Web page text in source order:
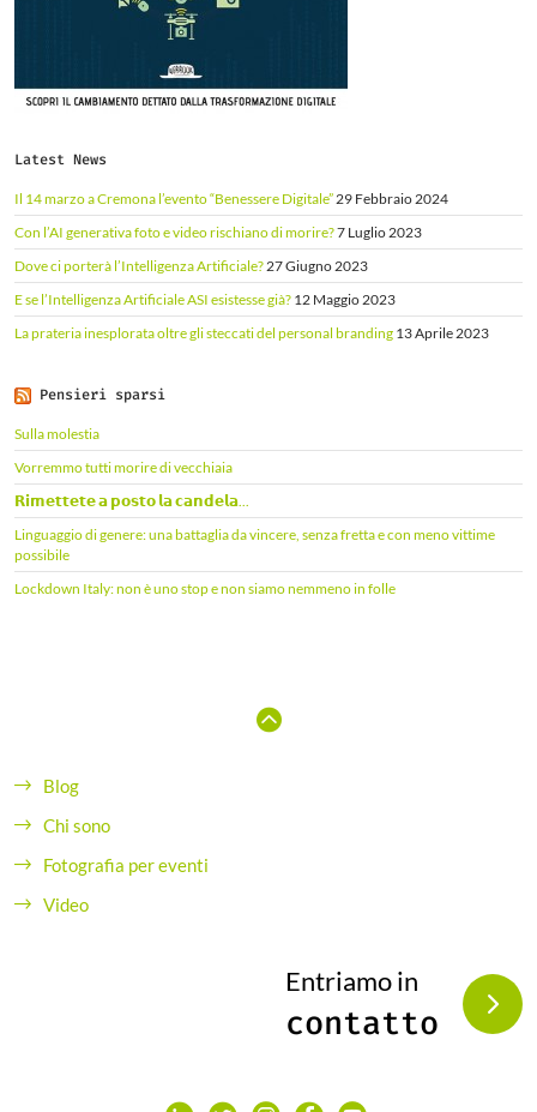
Latest News
Il 14 marzo a Cremona l’evento “Benessere Digitale”29 Febbraio 2024
Con l’AI generativa foto e video rischiano di morire?7 Luglio 2023
Dove ci porterà l’Intelligenza Artificiale?27 Giugno 2023
E se l’Intelligenza Artificiale ASI esistesse già? 12 Maggio 2023
La prateria inesplorata oltre gli steccati del personal branding 13 Aprile 2023
Pensieri sparsi
Sulla molestia
Vorremmo tutti morire di vecchiaia
𝗥𝗶𝗺𝗲𝘁𝘁𝗲𝘁𝗲 𝗮 𝗽𝗼𝘀𝘁𝗼 𝗹𝗮 𝗰𝗮𝗻𝗱𝗲𝗹𝗮...
Linguaggio di genere: una battaglia da vincere, senza fretta e con meno vittime
possibile
Lockdown Italy: non è uno stop e non siamo nemmeno in folle
Blog
Chi sono
Fotografia per eventi
Video
Entriamo in
contatto